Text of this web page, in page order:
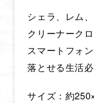
シェラ、レム
クリーナークロ
スマートフォ
落とせる生活必
サイズ：約